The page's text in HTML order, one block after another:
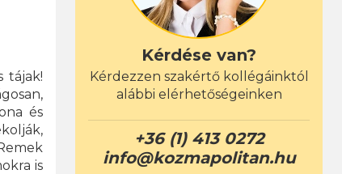
tájak!
és
is
Kérdése van?
Kérdezzen szakértő kollégáinktól
alábbi elérhetőségeinken
+36 (1) 413 0272
info@kozmapolitan.hu